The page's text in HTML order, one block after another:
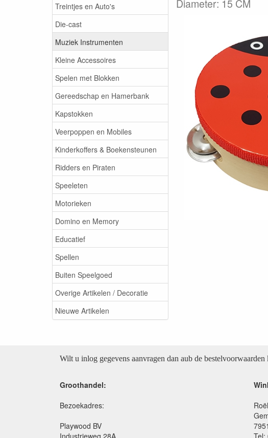
Treintjes en Auto's
Die-cast
Muziek Instrumenten
Kleine Accessoires
Spelen met Blokken
Gereedschap en Hamerbank
Kapstokken
Veerpoppen en Mobiles
Kinderkoffers & Boekensteunen
Ridders en Piraten
Speeleten
Motorieken
Domino en Memory
Educatief
Spellen
Buiten Speelgoed
Overige Artikelen / Decoratie
Nieuwe Artikelen
Diameter: 15 CM
Wilt u inlog gegevens aanvragen dan aub de
Groothandel:
Bezoekadres:
Playwood BV
Industrieweg 28A
Tel: